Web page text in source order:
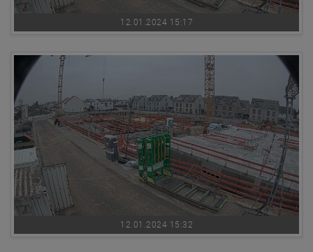
12.01.2024 15:17
12.01.2024 15:32